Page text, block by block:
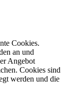
Cookies.
an und
Angebot
Cookies sind
werden und die